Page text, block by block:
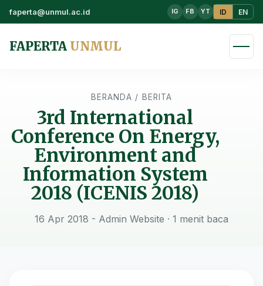
faperta@unmul.ac.id IG FB YT ID EN
FAPERTA UNMUL
BERANDA / BERITA
3rd International
Conference On Energy,
Environment and
Information System
2018 (ICENIS 2018)
16 Apr 2018 - Admin Website · 1 menit baca